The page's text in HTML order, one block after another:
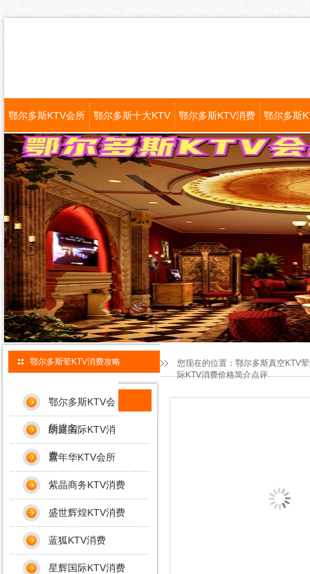
鄂尔多斯KTV会所 鄂尔多斯十大KTV 鄂尔多斯KTV消费 鄂尔多斯
您现在的位置： 鄂尔多斯真空KTV
际KTV消费价格简介点评
鄂尔多斯荤KTV消费攻略
鄂尔多斯KTV会
所排名
朗庭国际KTV消
费
嘉年华KTV会所
紫晶商务KTV消费
盛世辉煌KTV消费
蓝狐KTV消费
星辉国际KTV消费